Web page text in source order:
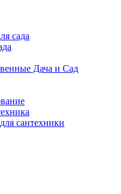
сада
Дача и Сад
сантехники